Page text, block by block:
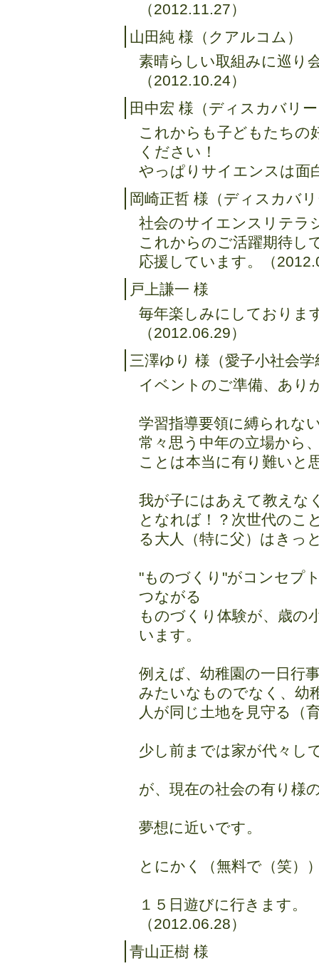
（2012.11.27）
山田純 様（クアルコム）
素晴らしい取組みに巡り
（2012.10.24）
田中宏 様（ディスカバリ
これからも子どもたちの
ください！
やっぱりサイエンスは面
岡崎正哲 様（ディスカバ
社会のサイエンスリテラ
これからのご活躍期待し
応援しています。（
戸上謙一 様
毎年楽しみにしておりま
（2012.06.29）
三澤ゆり 様（愛子小社会学
イベントのご準備、あり
学習指導要領に縛られな
常々思う中年の立場から
ことは本当に有り難いと
我が子にはあえて教えな
となれば！？次世代のこ
る大人（特に父）はきっ
"ものづくり"がコンセプ
つながる
ものづくり体験が、歳の
います。
例えば、幼稚園の一日行
みたいなものでなく、幼
人が同じ土地を見守る（
少し前までは家が代々し
が、現在の社会の有り様
夢想に近いです。
とにかく（無料で（笑）
１５日遊びに行きます。
（2012.06.28）
青山正樹 様